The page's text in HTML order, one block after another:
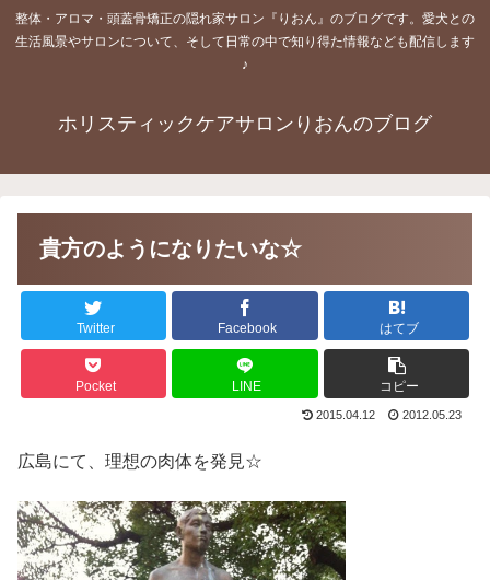
整体・アロマ・頭蓋骨矯正の隠れ家サロン『りおん』のブログです。愛犬との
生活風景やサロンについて、そして日常の中で知り得た情報なども配信します
♪
ホリスティックケアサロンりおんのブログ
貴方のようになりたいな☆
Twitter Facebook はてブ
Pocket LINE コピー
2015.04.12 2012.05.23
広島にて、理想の肉体を発見☆